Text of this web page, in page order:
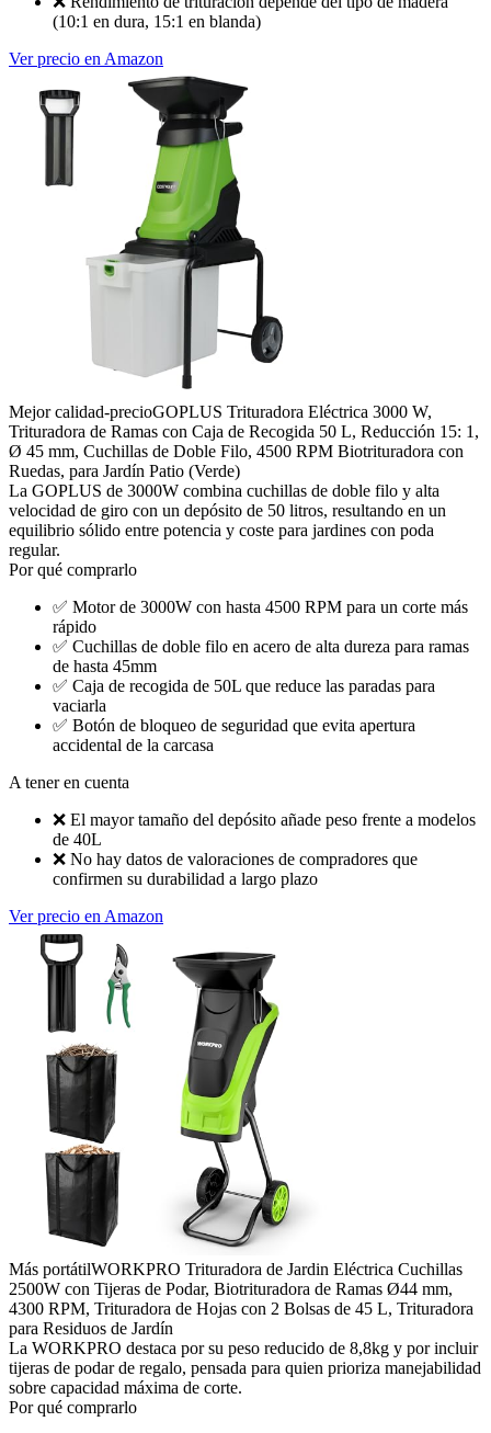
(10:1 en dura, 15:1 en blanda)
Ver precio en Amazon
Mejor calidad-precioGOPLUS Trituradora Eléctrica 3000 W,
Trituradora de Ramas con Caja de Recogida 50 L, Reducción 15: 1,
Ø 45 mm, Cuchillas de Doble Filo, 4500 RPM Biotrituradora con
Ruedas, para Jardín Patio (Verde)
La GOPLUS de 3000W combina cuchillas de doble filo y alta
velocidad de giro con un depósito de 50 litros, resultando en un
equilibrio sólido entre potencia y coste para jardines con poda
regular.
Por qué comprarlo
✅ Motor de 3000W con hasta 4500 RPM para un corte más
rápido
✅ Cuchillas de doble filo en acero de alta dureza para ramas
de hasta 45mm
✅ Caja de recogida de 50L que reduce las paradas para
vaciarla
✅ Botón de bloqueo de seguridad que evita apertura
accidental de la carcasa
A tener en cuenta
❌ El mayor tamaño del depósito añade peso frente a modelos
de 40L
❌ No hay datos de valoraciones de compradores que
confirmen su durabilidad a largo plazo
Ver precio en Amazon
Más portátilWORKPRO Trituradora de Jardin Eléctrica Cuchillas
2500W con Tijeras de Podar, Biotrituradora de Ramas Ø44 mm,
4300 RPM, Trituradora de Hojas con 2 Bolsas de 45 L, Trituradora
para Residuos de Jardín
La WORKPRO destaca por su peso reducido de 8,8kg y por incluir
tijeras de podar de regalo, pensada para quien prioriza manejabilidad
sobre capacidad máxima de corte.
Por qué comprarlo